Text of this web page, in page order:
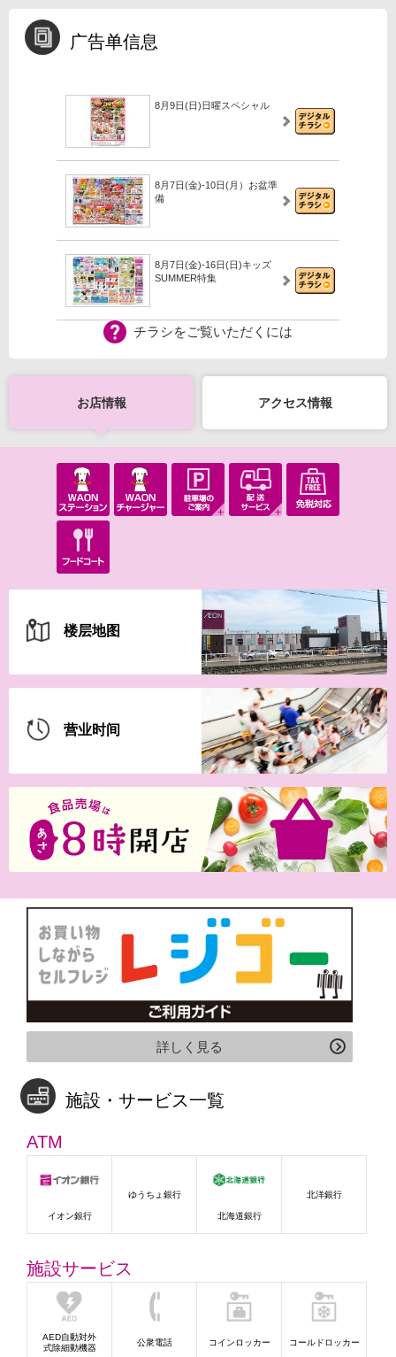
广告单信息
8月9日(日)日曜スペシャル
8月7日(金)-10日(月）お盆準
備
8月7日(金)-16日(日)キッズ
SUMMER特集
8月1日(土)-16日(日）サマー
フェス
【iAEONアプリ】新規登録の
会員さま限定！
7月30日(木)-8月30日(日）最
7月20日(月・祝)-8月15日(土)
【WEB専用】アレチャレ…
チラシをご覧いただくには
お店情報 アクセス情報
楼层地图
营业时间
詳しく見る
施設・サービス一覧
ATM
イオン銀行
ゆうちょ銀行
北海道銀行
北洋銀行
施設サービス
AED自動対外
式除細動機器
公衆電話 コインロッカー コールドロッカー